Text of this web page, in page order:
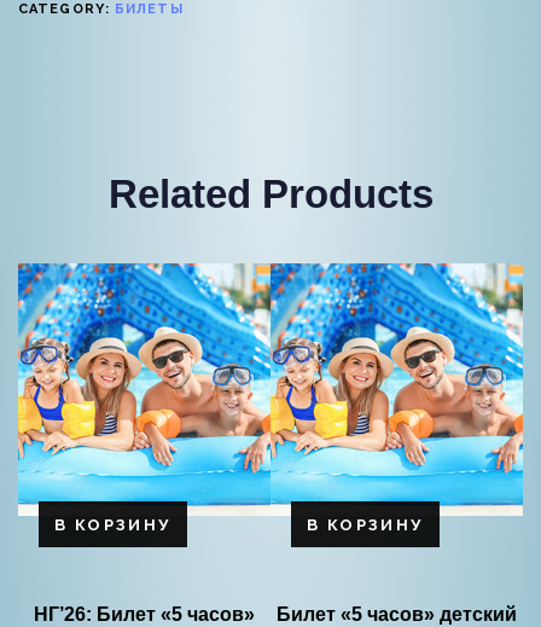
CATEGORY: БИЛЕТЫ
Related Products
В КОРЗИНУ
НГ’26: Билет «5 часов»
В КОРЗИНУ
Билет «5 часов» детский